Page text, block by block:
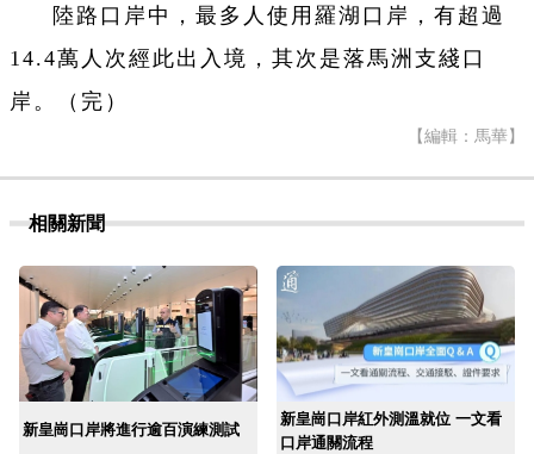
陸路口岸中，最多人使用羅湖口岸，有超過
14.4萬人次經此出入境，其次是落馬洲支綫口
岸。（完）
【編輯：馬華】
相關新聞
新皇崗口岸將進行逾百演練測試
新皇崗口岸紅外測溫就位 一文看
口岸通關流程